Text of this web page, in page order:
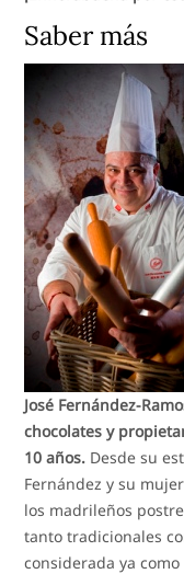
Saber más
José Fernández-
chocolates y
10 años. Desde su
Fernández y su
los madrileños
tanto tradicionales
considerada ya